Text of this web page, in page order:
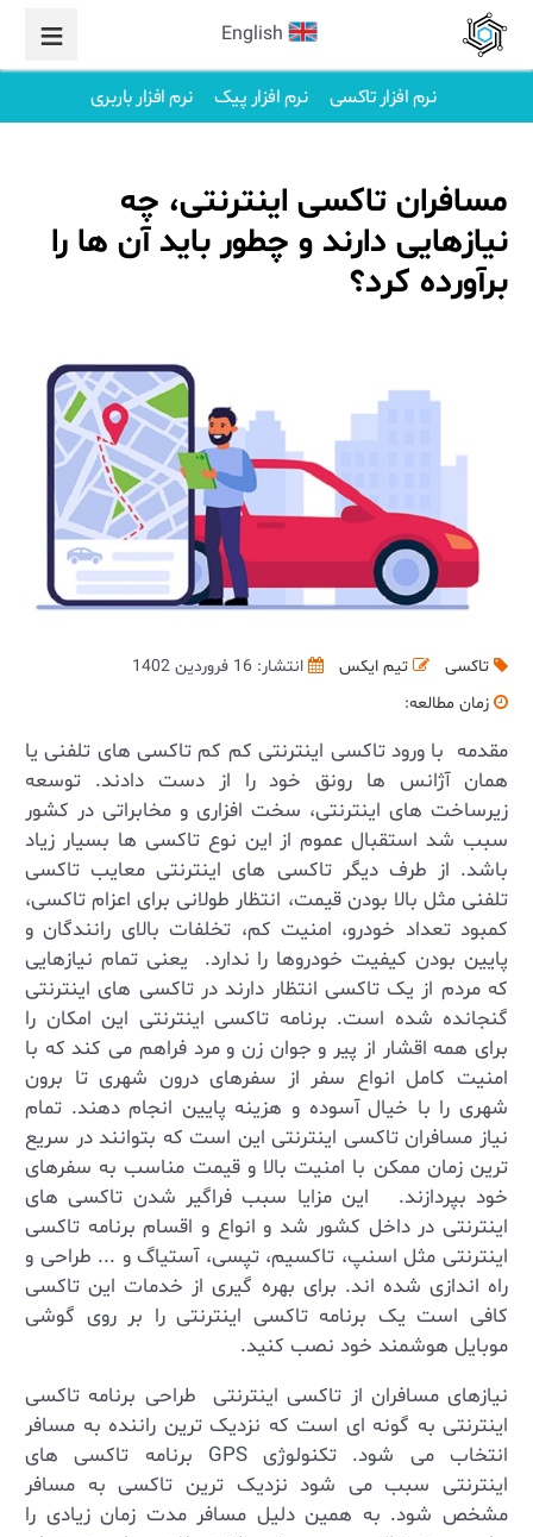
English
نرم افزار تاکسی نرم افزار پیک نرم افزار باربری
مسافران تاکسی اینترنتی، چه
نیازهایی دارند و چطور باید آن ها را
برآورده کرد؟
تاکسی تیم ایکس
انتشار: 16 فروردین 1402
زمان مطالعه:
مقدمه با ورود تاکسی اینترنتی کم کم تاکسی های تلفنی یا
همان آژانس ها رونق خود را از دست دادند. توسعه
زیرساخت های اینترنتی، سخت افزاری و مخابراتی در کشور
سبب شد استقبال عموم از این نوع تاکسی ها بسیار زیاد
باشد. از طرف دیگر تاکسی های اینترنتی معایب تاکسی
تلفنی مثل بالا بودن قیمت، انتظار طولانی برای اعزام تاکسی،
کمبود تعداد خودرو، امنیت کم، تخلفات بالای رانندگان و
پایین بودن کیفیت خودروها را ندارد. یعنی تمام نیازهایی
که مردم از یک تاکسی انتظار دارند در تاکسی های اینترنتی
گنجانده شده است. برنامه تاکسی اینترنتی این امکان را
برای همه اقشار از پیر و جوان زن و مرد فراهم می کند که با
امنیت کامل انواع سفر از سفرهای درون شهری تا برون
شهری را با خیال آسوده و هزینه پایین انجام دهند. تمام
نیاز مسافران تاکسی اینترنتی این است که بتوانند در سریع
ترین زمان ممکن با امنیت بالا و قیمت مناسب به سفرهای
خود بپردازند. این مزایا سبب فراگیر شدن تاکسی های
اینترنتی در داخل کشور شد و انواع و اقسام برنامه تاکسی
اینترنتی مثل اسنپ، تاکسیم، تپسی، آستیاگ و ... طراحی و
راه اندازی شده اند. برای بهره گیری از خدمات این تاکسی
کافی است یک برنامه تاکسی اینترنتی را بر روی گوشی
موبایل هوشمند خود نصب کنید.
نیازهای مسافران از تاکسی اینترنتی طراحی برنامه تاکسی
اینترنتی به گونه ای است که نزدیک ترین راننده به مسافر
انتخاب می شود. تکنولوژی GPS برنامه تاکسی های
اینترنتی سبب می شود نزدیک ترین تاکسی به مسافر
مشخص شود. به همین دلیل مسافر مدت زمان زیادی را